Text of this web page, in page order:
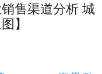
售渠道分析 城
】